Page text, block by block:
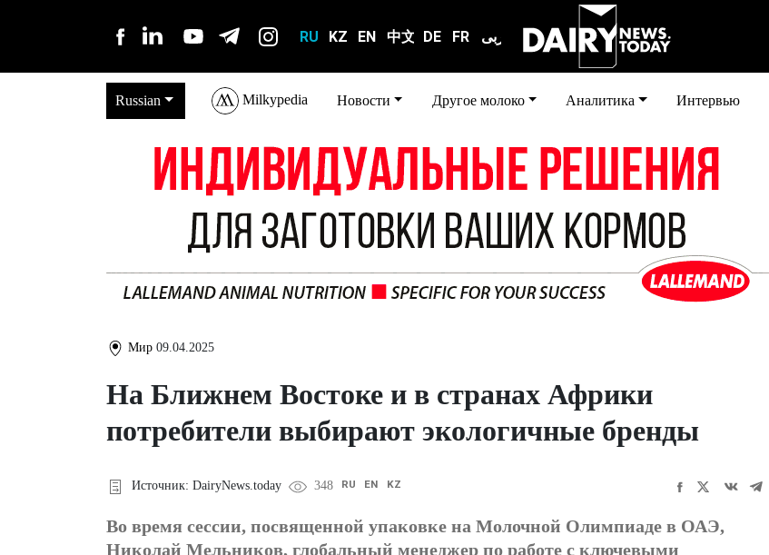
RU KZ EN 中文 DE FR عربى
Russian Milkypedia Новости Другое молоко Аналитика Интервью
Мир 09.04.2025
На Ближнем Востоке и в странах Африки
потребители выбирают экологичные бренды
Источник: DairyNews.today 348 RU EN KZ
Во время сессии, посвященной упаковке на Молочной Олимпиаде в ОАЭ,
Николай Мельников, глобальный менеджер по работе с ключевыми